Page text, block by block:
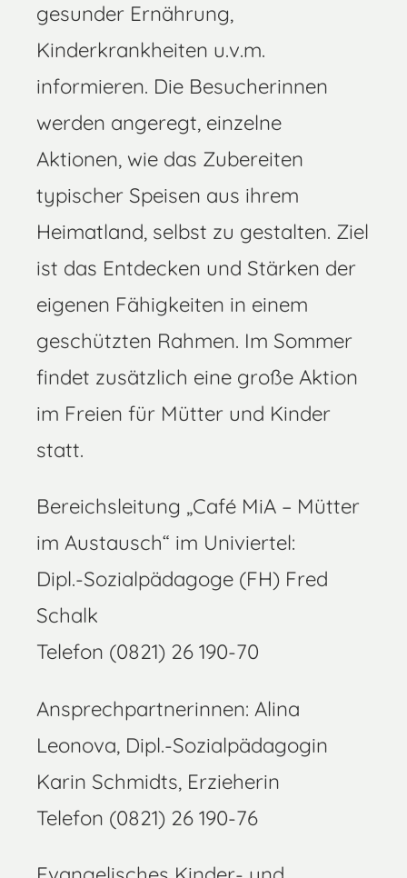
gesunder Ernährung,
Kinderkrankheiten u.v.m.
informieren. Die Besucherinnen
werden angeregt, einzelne
Aktionen, wie das Zubereiten
typischer Speisen aus ihrem
Heimatland, selbst zu gestalten. Ziel
ist das Entdecken und Stärken der
eigenen Fähigkeiten in einem
geschützten Rahmen. Im Sommer
findet zusätzlich eine große Aktion
im Freien für Mütter und Kinder
statt.
Bereichsleitung „Café MiA – Mütter
im Austausch“ im Univiertel:
Dipl.-Sozialpädagoge (FH) Fred
Schalk
Telefon (0821) 26 190-70
Ansprechpartnerinnen: Alina
Leonova, Dipl.-Sozialpädagogin
Karin Schmidts, Erzieherin
Telefon (0821) 26 190-76